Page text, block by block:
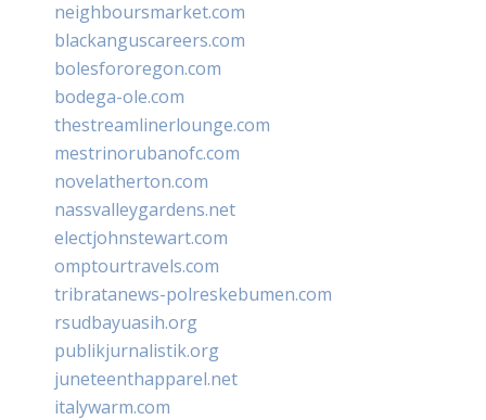
neighboursmarket.com
blackanguscareers.com
bolesfororegon.com
bodega-ole.com
thestreamlinerlounge.com
mestrinorubanofc.com
novelatherton.com
nassvalleygardens.net
electjohnstewart.com
omptourtravels.com
tribratanews-polreskebumen.com
rsudbayuasih.org
publikjurnalistik.org
juneteenthapparel.net
italywarm.com